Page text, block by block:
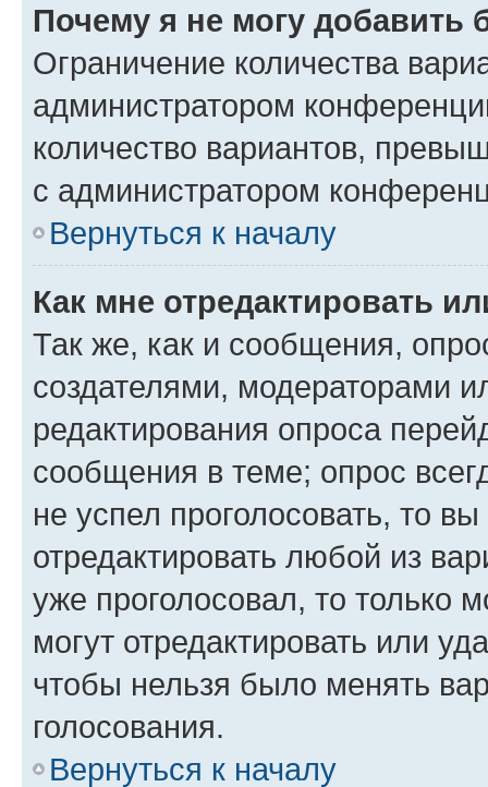
Почему я не могу добавить
Ограничение количества
администратором
количество вариантов,
с администратором
Вернуться к началу
Как мне отредактировать
Так же, как и сообщения,
создателями, модераторами
редактирования опроса
сообщения в теме; опрос
не успел проголосовать, то
отредактировать любой из
уже проголосовал, то только
могут отредактировать или
чтобы нельзя было менять
голосования.
Вернуться к началу